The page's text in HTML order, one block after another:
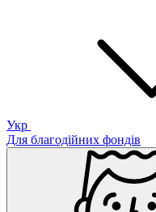
Укр
Для благодійних фондів